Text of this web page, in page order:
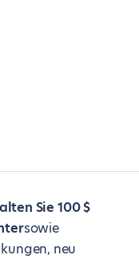
Sie 100 $
sowie
neu